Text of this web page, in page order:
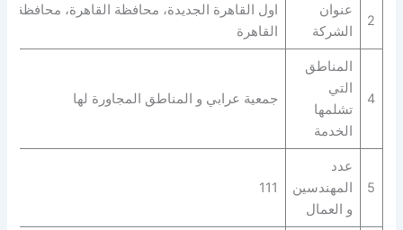
2
عنوان
الشركة
اول القاهرة الجديدة، محافظة القاهرة‬، محافظة
القاهرة‬
4
المناطق
التي
تشلمها
الخدمة
جمعية عرابي و المناطق المجاورة لها
5
عدد
المهندسين
و العمال
111